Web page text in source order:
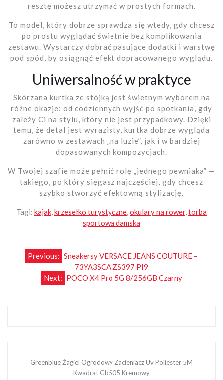
resztę możesz utrzymać w prostych formach.
To model, który dobrze sprawdza się wtedy, gdy chcesz
po prostu wyglądać świetnie bez komplikowania
zestawu. Wystarczy dobrać pasujące dodatki i warstwę
pod spód, by osiągnąć efekt dopracowanego wyglądu.
Uniwersalność w praktyce
Skórzana kurtka ze stójką jest świetnym wyborem na
różne okazje: od codziennych wyjść po spotkania, gdy
zależy Ci na stylu, który nie jest przypadkowy. Dzięki
temu, że detal jest wyrazisty, kurtka dobrze wygląda
zarówno w zestawach „na luzie”, jak i w bardziej
dopasowanych kompozycjach.
W Twojej szafie może pełnić rolę „jednego pewniaka” —
takiego, po który sięgasz najczęściej, gdy chcesz
szybko stworzyć efektowną stylizację.
Tagi: kajak,krzesełko turystyczne,okulary na rower,torba
sportowa damska
Nawigacja
wpisu
Previous: Sneakersy VERSACE JEANS COUTURE –
73YA3SCA ZS397 PI9
Next: POCO X4 Pro 5G 8/256GB Czarny
Greenblue Żagiel Ogrodowy Zacieniacz Uv Poliester 5M
Kwadrat Gb505 Kremowy